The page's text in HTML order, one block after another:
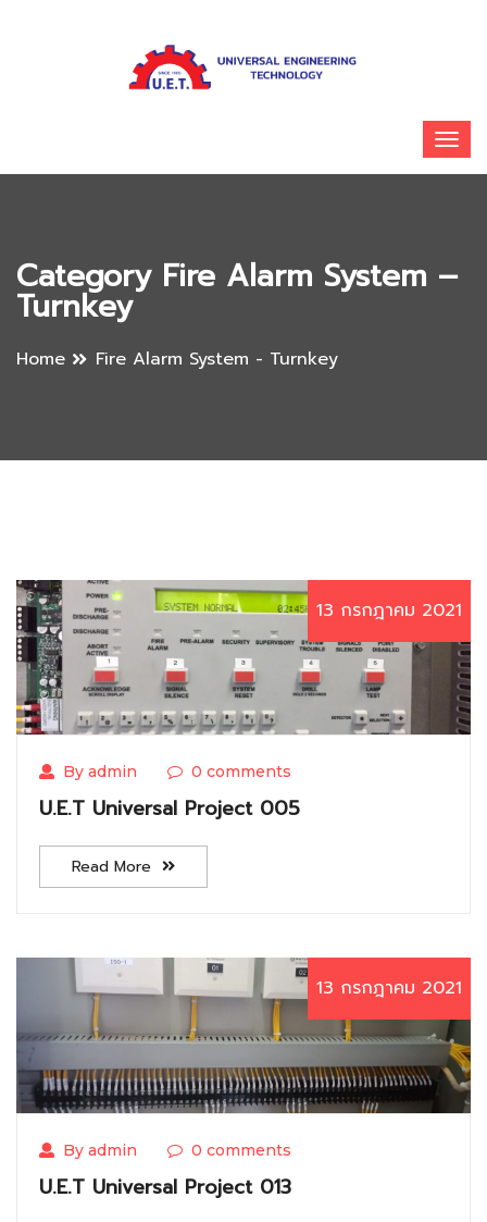
Category Fire Alarm System –
Turnkey
Home Fire Alarm System - Turnkey
13 กรกฎาคม 2021
By admin 0 comments
U.E.T Universal Project 005
Read More
13 กรกฎาคม 2021
By admin 0 comments
U.E.T Universal Project 013